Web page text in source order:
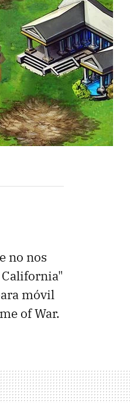
no nos
móvil
of War.